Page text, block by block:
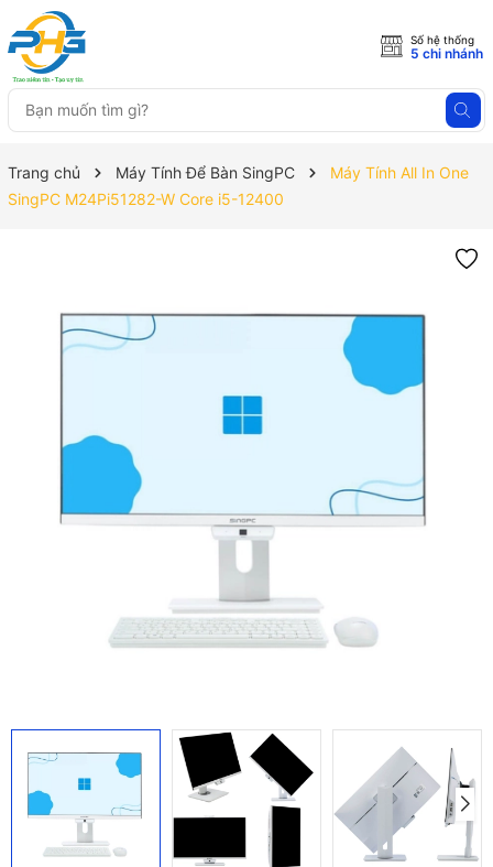
Số hệ thống
5 chi nhánh
Trang chủ Máy Tính Để Bàn SingPC
Máy Tính All In One
SingPC M24Pi51282-W Core i5-12400